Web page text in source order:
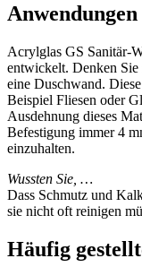
Anwendungen
Acrylglas GS Sanitär-
entwickelt. Denken
eine Duschwand.
Beispiel Fliesen oder
Ausdehnung dieses
Befestigung immer 4
einzuhalten.
Wussten Sie, …
Dass Schmutz und
sie nicht oft reinigen
Häufig